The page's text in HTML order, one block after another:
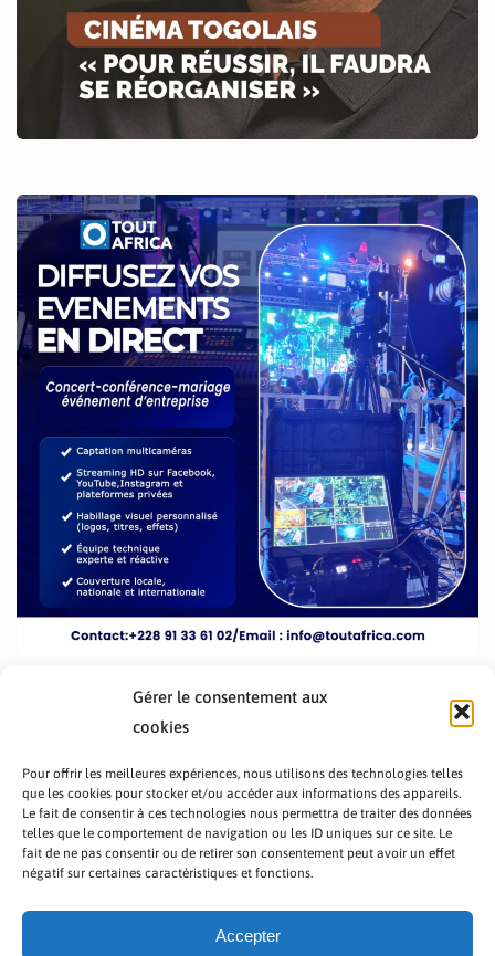
Gérer le consentement aux
cookies
Pour offrir les meilleures expériences, nous utilisons des technologies telles
que les cookies pour stocker et/ou accéder aux informations des appareils.
Le fait de consentir à ces technologies nous permettra de traiter des données
telles que le comportement de navigation ou les ID uniques sur ce site. Le
fait de ne pas consentir ou de retirer son consentement peut avoir un effet
négatif sur certaines caractéristiques et fonctions.
Accepter
PRÉSENTATION TOUTAFRICA
A PROPOS